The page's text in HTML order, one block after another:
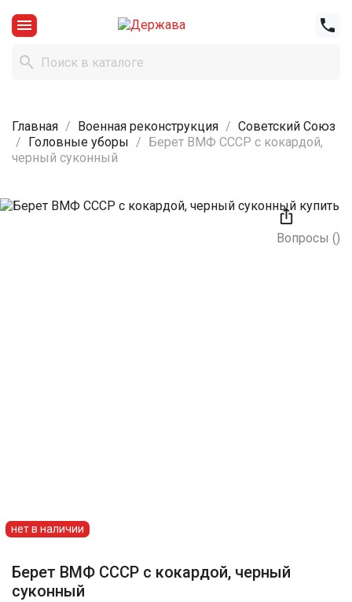



Главная Военная реконструкция
Советский Союз
Головные уборы
Берет ВМФ СССР с кокардой,
черный суконный

Вопросы ()
нет в наличии
Берет ВМФ СССР с кокардой, черный
суконный